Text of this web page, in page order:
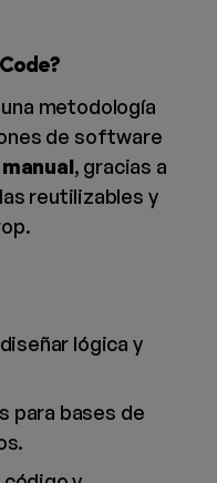
metodología
de software
, gracias a
reutilizables y
lógica y
para bases de